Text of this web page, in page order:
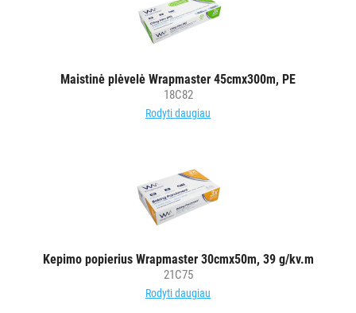
Maistinė plėvelė Wrapmaster 45cmx300m, PE
18C82
Rodyti daugiau
Kepimo popierius Wrapmaster 30cmx50m, 39 g/kv.m
21C75
Rodyti daugiau